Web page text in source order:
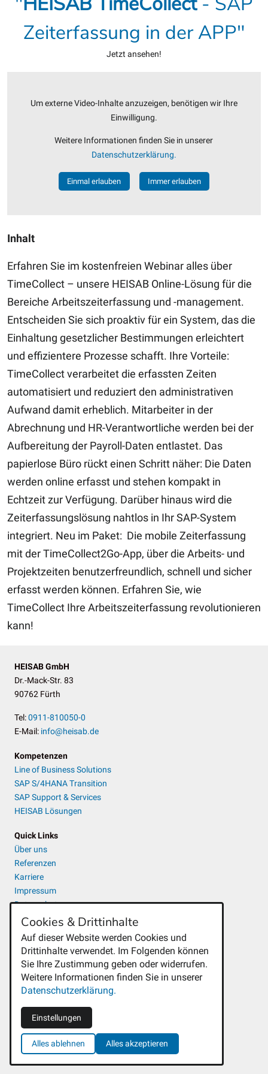
Zeiterfassung in der APP"
Jetzt ansehen!
Um externe Video-Inhalte anzuzeigen, benötigen wir Ihre
Einwilligung.
Weitere Informationen finden Sie in unserer
Datenschutzerklärung.
Einmal erlauben Immer erlauben
Inhalt
Erfahren Sie im kostenfreien Webinar alles über
TimeCollect – unsere HEISAB Online-Lösung für die
Bereiche Arbeitszeiterfassung und -management.
Entscheiden Sie sich proaktiv für ein System, das die
Einhaltung gesetzlicher Bestimmungen erleichtert
und effizientere Prozesse schafft. Ihre Vorteile:
TimeCollect verarbeitet die erfassten Zeiten
automatisiert und reduziert den administrativen
Aufwand damit erheblich. Mitarbeiter in der
Abrechnung und HR-Verantwortliche werden bei der
Aufbereitung der Payroll-Daten entlastet. Das
papierlose Büro rückt einen Schritt näher: Die Daten
werden online erfasst und stehen kompakt in
Echtzeit zur Verfügung. Darüber hinaus wird die
Zeiterfassungslösung nahtlos in Ihr SAP-System
integriert. Neu im Paket: Die mobile Zeiterfassung
mit der TimeCollect2Go-App, über die Arbeits- und
Projektzeiten benutzerfreundlich, schnell und sicher
erfasst werden können. Erfahren Sie, wie
TimeCollect Ihre Arbeitszeiterfassung revolutionieren
kann!
HEISAB GmbH
Dr.-Mack-Str. 83
90762 Fürth
Tel:0911-810050-0
E-Mail: info@heisab.de
Kompetenzen
Line of Business Solutions
SAP S/4HANA Transition
SAP Support & Services
HEISAB Lösungen
Quick Links
Über uns
Referenzen
Karriere
Impressum
Datenschutz
© 2026 HEISAB GmbH
Cookies & Drittinhalte
Auf dieser Website werden Cookies und
Drittinhalte verwendet. Im Folgenden können
Sie Ihre Zustimmung geben oder widerrufen.
Weitere Informationen finden Sie in unserer
Datenschutzerklärung.
Einstellungen
Alles ablehnen Alles akzeptieren